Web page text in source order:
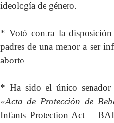
ideología de género.
* Votó contra la
padres de una menor a ser
aborto
* Ha sido el único senador
«Acta de Protección de
Infants Protection Act –